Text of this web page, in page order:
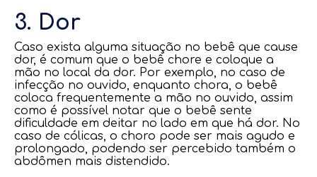
3. Dor
Caso exista alguma situação no bebê que cause
dor, é comum que o bebê chore e coloque a
mão no local da dor. Por exemplo, no caso de
infecção no ouvido, enquanto chora, o bebê
coloca frequentemente a mão no ouvido, assim
como é possível notar que o bebê sente
dificuldade em deitar no lado em que há dor. No
caso de cólicas, o choro pode ser mais agudo e
prolongado, podendo ser percebido também o
abdômen mais distendido.